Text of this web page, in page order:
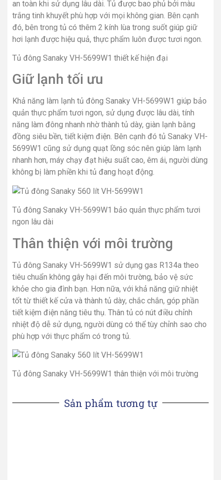
an toàn khi sử dụng lâu dài. Tủ được bao phủ bởi màu
trắng tinh khuyết phù hợp với mọi không gian. Bên cạnh
đó, bên trong tủ có thêm 2 kính lùa trong suốt giúp giữ
hơi lạnh được hiệu quả, thực phẩm luôn được tươi ngon.
Tủ đông Sanaky VH-5699W1 thiết kế hiện đại
Giữ lạnh tối ưu
Khả năng làm lạnh tủ đông Sanaky VH-5699W1 giúp bảo
quản thực phẩm tươi ngon, sử dụng được lâu dài, tính
năng làm đông nhanh nhờ thành tủ dày, giàn lạnh bằng
đồng siêu bền, tiết kiệm điện. Bên cạnh đó tủ Sanaky VH-
5699W1 cũng sử dụng quạt lồng sóc nên giúp làm lạnh
nhanh hơn, máy chạy đạt hiệu suất cao, êm ái, người dùng
không bị làm phiền khi tủ đang hoạt động.
Tủ đông Sanaky VH-5699W1 bảo quản thực phẩm tươi
ngon lâu dài
Thân thiện với môi trường
Tủ đông Sanaky VH-5699W1 sử dụng gas R134a theo
tiêu chuẩn không gây hại đến môi trường, bảo vệ sức
khỏe cho gia đình bạn. Hơn nữa, với khả năng giữ nhiệt
tốt từ thiết kế cửa và thành tủ dày, chắc chắn, góp phần
tiết kiệm điện năng tiêu thụ. Thân tủ có nút điều chỉnh
nhiệt độ dễ sử dụng, người dùng có thể tùy chỉnh sao cho
phù hợp với thực phẩm có trong tủ.
Tủ đông Sanaky VH-5699W1 thân thiện với môi trường
Sản phẩm tương tự